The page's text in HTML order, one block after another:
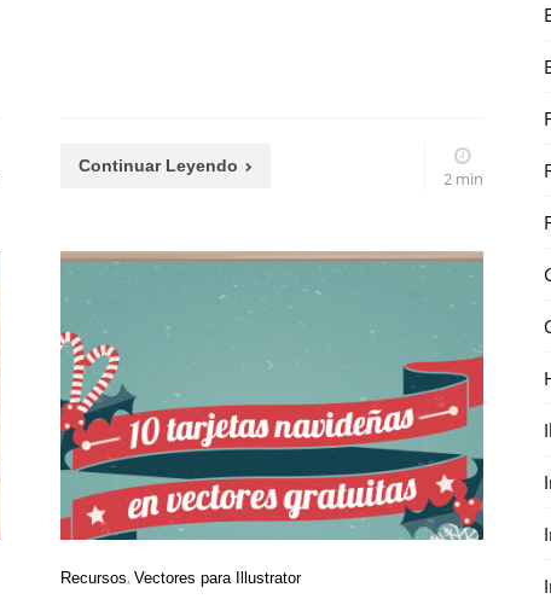
Continuar Leyendo
2 min
Recursos Vectores para Illustrator